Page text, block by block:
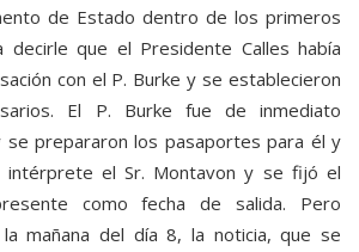
de Estado dentro de los primeros
decirle que el Presidente Calles había
con el P. Burke y se establecieron
El P. Burke fue de inmediato
prepararon los pasaportes para él y
intérprete el Sr. Montavon y se fijó el
como fecha de salida. Pero
la mañana del día 8, la noticia, que se